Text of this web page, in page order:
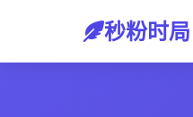
秒粉时局